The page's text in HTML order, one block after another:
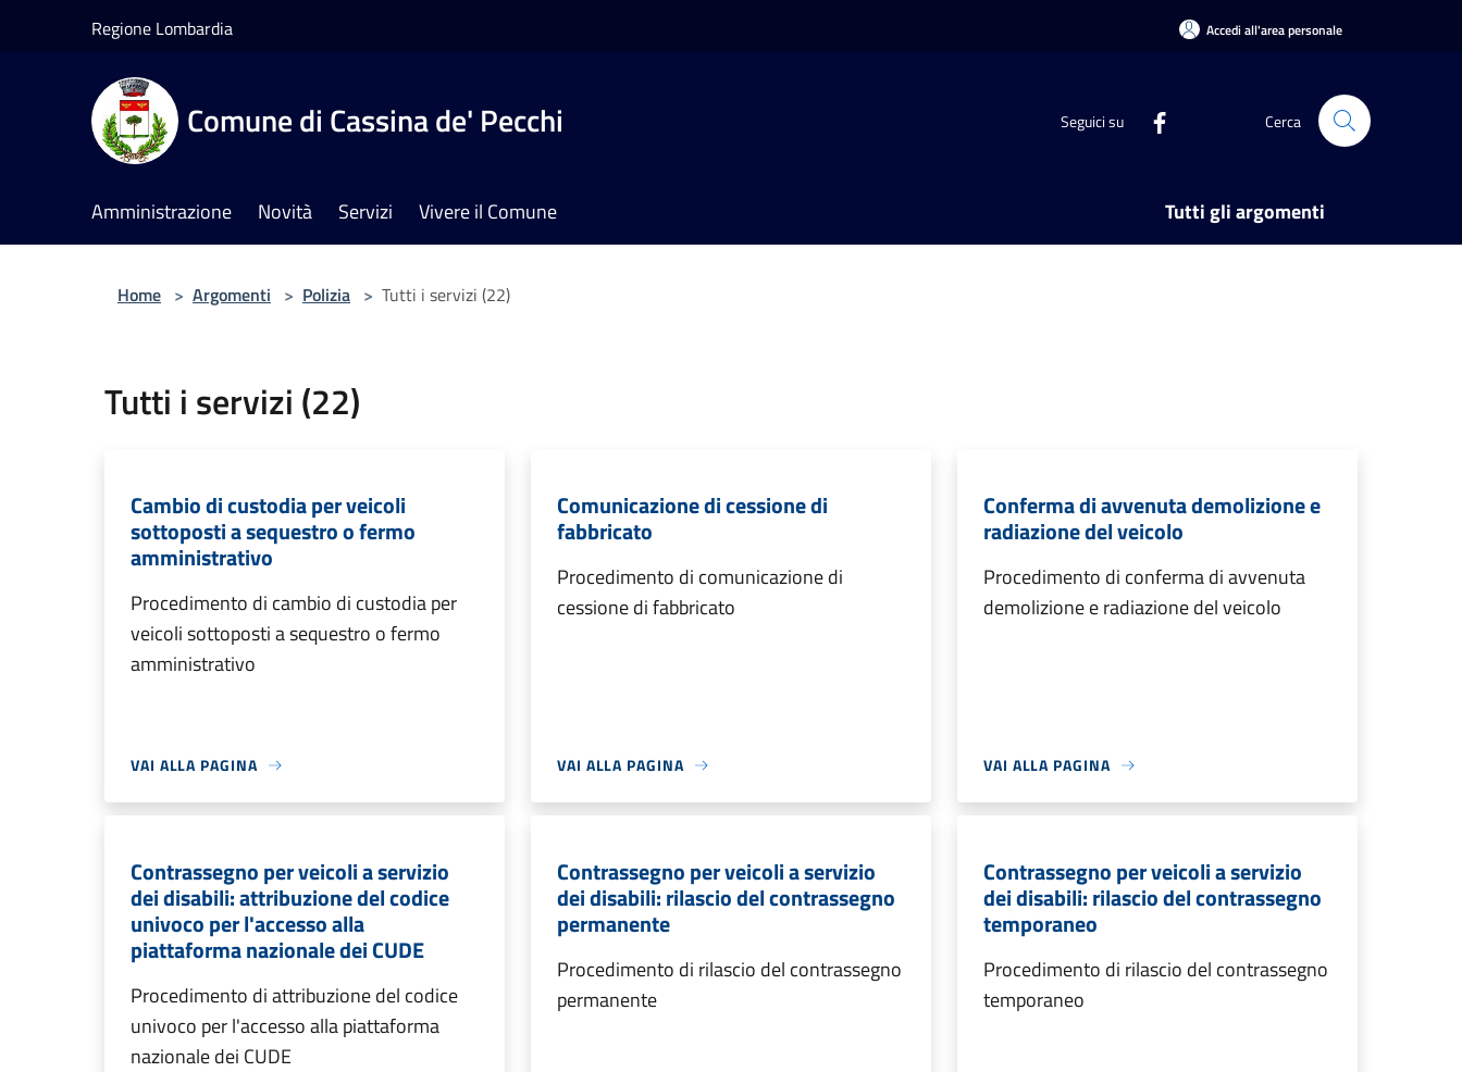
Regione Lombardia Accedi all'area personale
Comune di Cassina de' Pecchi Seguici su Cerca
Amministrazione Novità Servizi Vivere il Comune Tutti gli argomenti
Home > Argomenti > Polizia > Tutti i servizi (22)
Tutti i servizi (22)
Cambio di custodia per veicoli
sottoposti a sequestro o fermo
amministrativo
Procedimento di cambio di custodia per
veicoli sottoposti a sequestro o fermo
amministrativo
VAI ALLA PAGINA
Comunicazione di cessione di
fabbricato
Procedimento di comunicazione di
cessione di fabbricato
VAI ALLA PAGINA
Conferma di avvenuta demolizione e
radiazione del veicolo
Procedimento di conferma di avvenuta
demolizione e radiazione del veicolo
VAI ALLA PAGINA
Contrassegno per veicoli a servizio
dei disabili: attribuzione del codice
univoco per l'accesso alla
piattaforma nazionale dei CUDE
Procedimento di attribuzione del codice
univoco per l'accesso alla piattaforma
nazionale dei CUDE
Contrassegno per veicoli a servizio
dei disabili: rilascio del contrassegno
permanente
Procedimento di rilascio del contrassegno
permanente
Contrassegno per veicoli a servizio
dei disabili: rilascio del contrassegno
temporaneo
Procedimento di rilascio del contrassegno
temporaneo